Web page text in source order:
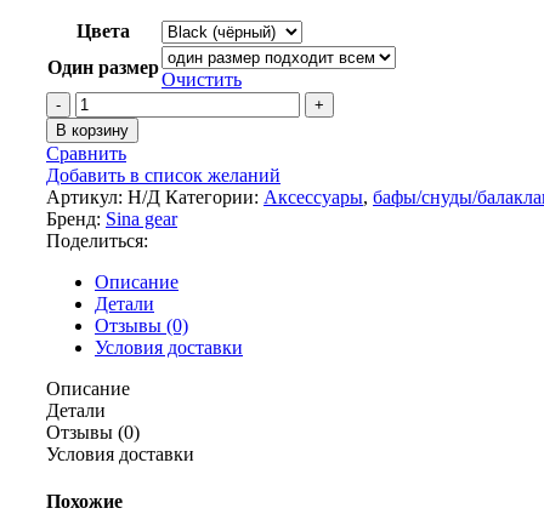
Цвета
Один размер
Очистить
Количество
товара
Балаклава
Thermo
Skin
Ultra
Black
В корзину
Сравнить
Добавить в список желаний
Артикул: Н/Д Категории: Аксессуары, бафы/снуды/
Бренд: Sina gear
Поделиться:
Описание
Детали
Отзывы (0)
Условия доставки
Описание
Детали
Отзывы (0)
Условия доставки
Похожие